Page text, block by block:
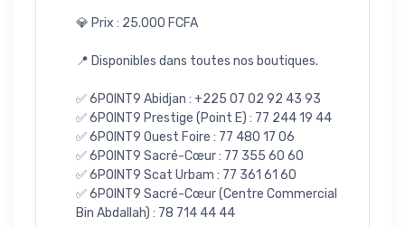
💎 Prix : 25.000 FCFA
📍 Disponibles dans toutes nos boutiques.
✅ 6POINT9 Abidjan : +225 07 02 92 43 93
✅ 6POINT9 Prestige (Point E) : 77 244 19 44
✅ 6POINT9 Ouest Foire : 77 480 17 06
✅ 6POINT9 Sacré-Cœur : 77 355 60 60
✅ 6POINT9 Scat Urbam : 77 361 61 60
✅ 6POINT9 Sacré-Cœur (Centre Commercial
Bin Abdallah) : 78 714 44 44